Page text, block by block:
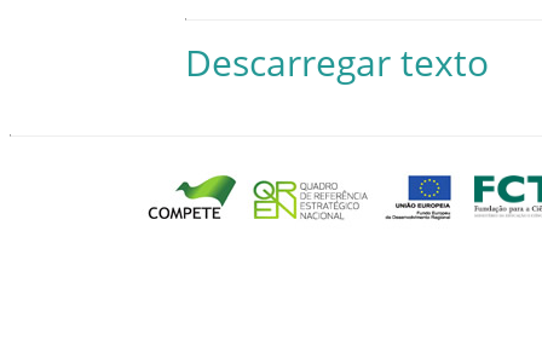
Descarregar texto